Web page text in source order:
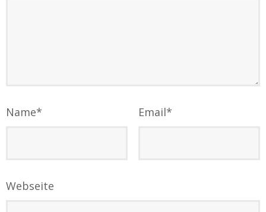
Name* Email*
Webseite